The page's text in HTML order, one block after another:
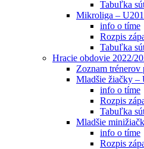
Tabuľka
Mikroliga –
info o tíme
Rozpis
Tabuľka
Hracie obdovie 2022/
Zoznam trénerov
Mladšie žiačky –
info o tíme
Rozpis
Tabuľka
Mladšie
info o tíme
Rozpis